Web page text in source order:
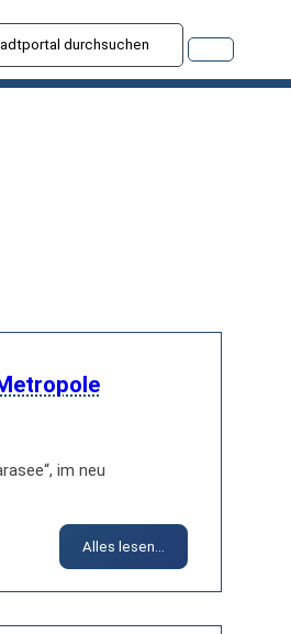
im neu
Alles lesen...